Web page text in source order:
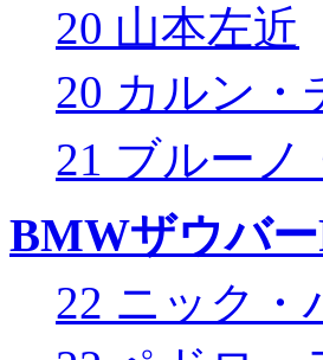
20 山本左近
20 カルン・
21 ブルーノ
BMWザウバ
22 ニック